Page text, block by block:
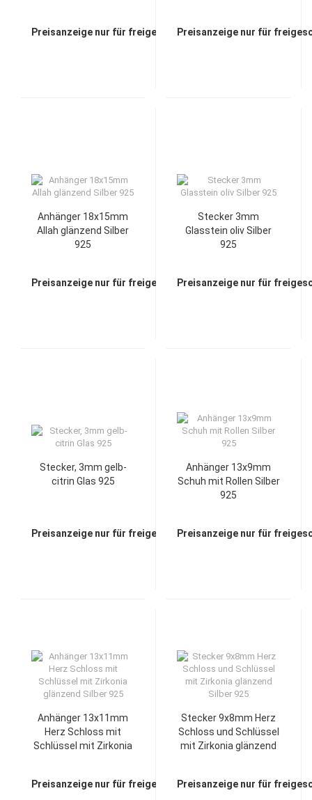
Preisanzeige nur für freigeschaltete Kunden
Preisanzeige nur für
Anhänger 18x15mm
Allah glänzend Silber
925
Preisanzeige nur für freigeschaltete Kunden
Stecker 3mm
Glasstein oliv Silber
925
Preisanzeige nur für
Stecker, 3mm gelb-
citrin Glas 925
Preisanzeige nur für freigeschaltete Kunden
Anhänger 13x9mm
Schuh mit Rollen Silber
925
Preisanzeige nur für
Anhänger 13x11mm
Herz Schloss mit
Schlüssel mit Zirkonia
Preisanzeige nur für freigeschaltete Kunden
Stecker 9x8mm Herz
Schloss und Schlüssel
mit Zirkonia glänzend
Preisanzeige nur für